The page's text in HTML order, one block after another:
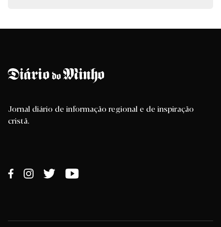
Jornal diário de informação regional e de inspiração
cristã.